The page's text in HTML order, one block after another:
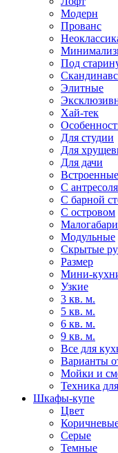
Модерн
Прованс
Под
Элитные
Хай-тек
Для студии
Для
Для дачи
Встроенные
С
С барной
С островом
Модульные
Скрытые
Размер
Мини-
Узкие
3 кв. м.
5 кв. м.
6 кв. м.
9 кв. м.
Все для
Варианты
Мойки и
Техника
Шкафы-купе
Цвет
Серые
Темные